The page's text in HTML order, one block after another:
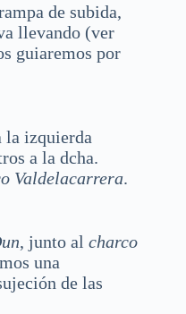
de subida,
llevando (ver
guiaremos por
la izquierda
a la dcha.
Valdelacarrera.
, junto al charco
una
de las